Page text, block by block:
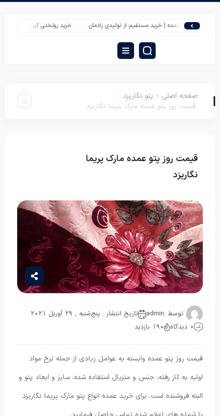
عمده | خرید مستقیم از تولیدی رادمان خرید روتختی کریستال دونفره بازار تهران
صفحه اصلی > پتو نگاریزد :
قیمت روز پتو عمده مارک پریما نگاریزد
قیمت روز پتو عمده مارک پریما
نگاریزد
توسط :admin
تاریخ انتشار : پنج‌شنبه , 29 آوریل 2021
0 دیدگاه
190 بازدید
قیمت روز پتو عمده وابسته به عوامل زیادی از جمله نرخ مواد
اولیه به کار رفته، جنس و متریال استفاده شده، سایز و ابعاد پتو و
البته فروشنده است. برای خرید عمده انواع پتو مارک پریما نگاریزد